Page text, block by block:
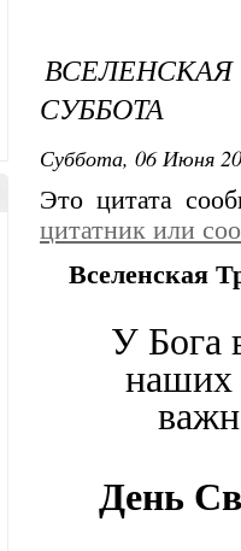
СУББОТА
Суббота, 06 Июня
Это цитата
цитатник или
Вселенская
У Бога
наших
День